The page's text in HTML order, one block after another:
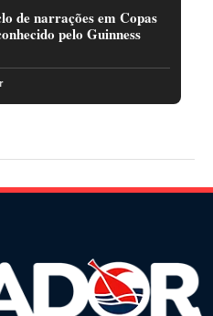
de narrações em Copas
pelo Guinness